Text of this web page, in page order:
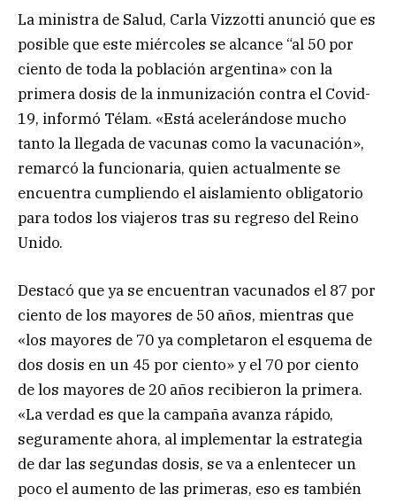
La ministra de Salud, Carla Vizzotti anunció que es
posible que este miércoles se alcance “al 50 por
ciento de toda la población argentina» con la
primera dosis de la inmunización contra el Covid-
19, informó Télam. «Está acelerándose mucho
tanto la llegada de vacunas como la vacunación»,
remarcó la funcionaria, quien actualmente se
encuentra cumpliendo el aislamiento obligatorio
para todos los viajeros tras su regreso del Reino
Unido.
Destacó que ya se encuentran vacunados el 87 por
ciento de los mayores de 50 años, mientras que
«los mayores de 70 ya completaron el esquema de
dos dosis en un 45 por ciento» y el 70 por ciento
de los mayores de 20 años recibieron la primera.
«La verdad es que la campaña avanza rápido,
seguramente ahora, al implementar la estrategia
de dar las segundas dosis, se va a enlentecer un
poco el aumento de las primeras, eso es también